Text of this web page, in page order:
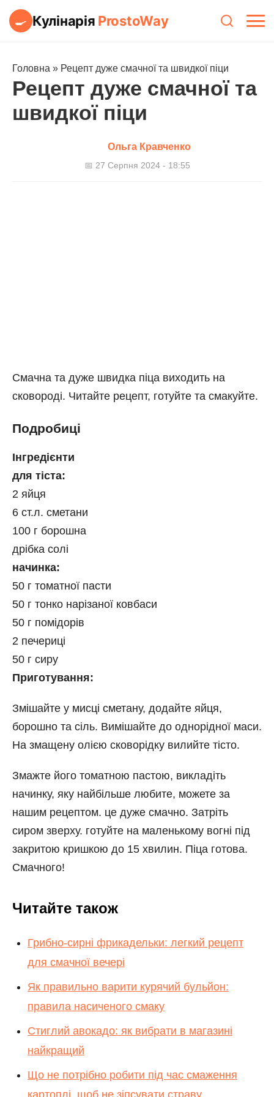
🍳 Кулінарія ProstoWay
Головна » Рецепт дуже смачної та швидкої піци
Рецепт дуже смачної та
швидкої піци
Ольга Кравченко
📅 27 Серпня 2024 - 18:55
Смачна та дуже швидка піца виходить на
сковороді. Читайте рецепт, готуйте та смакуйте.
Подробиці
Інгредієнти
для тіста:
2 яйця
6 ст.л. сметани
100 г борошна
дрібка солі
начинка:
50 г томатної пасти
50 г тонко нарізаної ковбаси
50 г помідорів
2 печериці
50 г сиру
Приготування:
Змішайте у мисці сметану, додайте яйця,
борошно та сіль. Вимішайте до однорідної маси.
На змащену олією сковорідку вилийте тісто.
Змажте його томатною пастою, викладіть
начинку, яку найбільше любите, можете за
нашим рецептом. це дуже смачно. Затріть
сиром зверху. готуйте на маленькому вогні під
закритою кришкою до 15 хвилин. Піца готова.
Смачного!
Читайте також
Грибно-сирні фрикадельки: легкий рецепт
для смачної вечері
Як правильно варити курячий бульйон:
правила насиченого смаку
Стиглий авокадо: як вибрати в магазині
найкращий
Що не потрібно робити під час смаження
картоплі, щоб не зіпсувати страву